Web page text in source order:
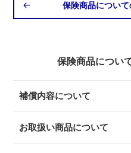
保険商品につい
保険商品につい
補償内容について
お取扱い商品について